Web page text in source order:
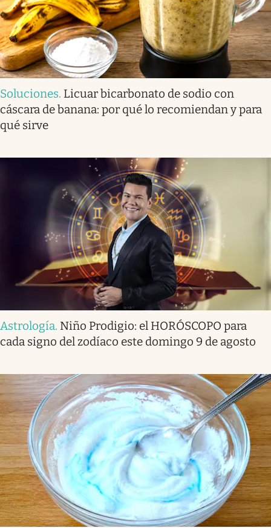
Soluciones. Licuar bicarbonato de sodio con
cáscara de banana: por qué lo recomiendan y para
qué sirve
Astrología. Niño Prodigio: el HORÓSCOPO para
cada signo del zodíaco este domingo 9 de agosto